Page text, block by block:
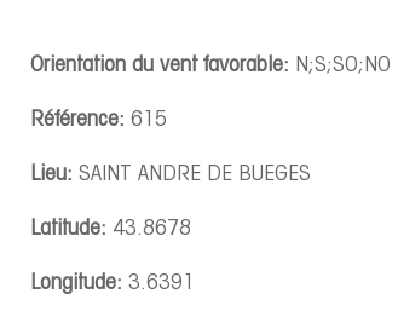
Orientation du vent favorable: N;S;SO;NO
Référence: 615
Lieu: SAINT ANDRE DE BUEGES
Latitude: 43.8678
Longitude: 3.6391